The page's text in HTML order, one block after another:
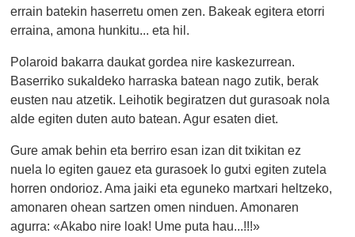
errain batekin haserretu omen zen. Bakeak egitera etorri
erraina, amona hunkitu... eta hil.
Polaroid bakarra daukat gordea nire kaskezurrean.
Baserriko sukaldeko harraska batean nago zutik, berak
eusten nau atzetik. Leihotik begiratzen dut gurasoak nola
alde egiten duten auto batean. Agur esaten diet.
Gure amak behin eta berriro esan izan dit txikitan ez
nuela lo egiten gauez eta gurasoek lo gutxi egiten zutela
horren ondorioz. Ama jaiki eta eguneko martxari heltzeko,
amonaren ohean sartzen omen ninduen. Amonaren
agurra: «Akabo nire loak! Ume puta hau...!!!»